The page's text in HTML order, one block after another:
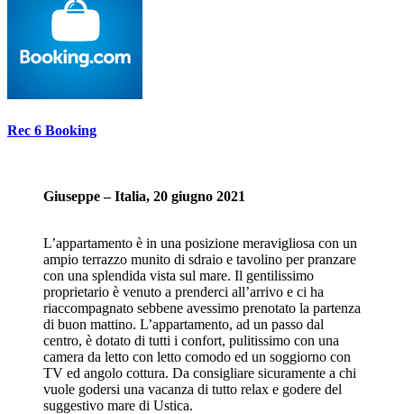
Rec 6 Booking
Giuseppe – Italia, 20 giugno 2021
L’appartamento è in una posizione meravigliosa con un
ampio terrazzo munito di sdraio e tavolino per pranzare
con una splendida vista sul mare. Il gentilissimo
proprietario è venuto a prenderci all’arrivo e ci ha
riaccompagnato sebbene avessimo prenotato la partenza
di buon mattino. L’appartamento, ad un passo dal
centro, è dotato di tutti i confort, pulitissimo con una
camera da letto con letto comodo ed un soggiorno con
TV ed angolo cottura. Da consigliare sicuramente a chi
vuole godersi una vacanza di tutto relax e godere del
suggestivo mare di Ustica.